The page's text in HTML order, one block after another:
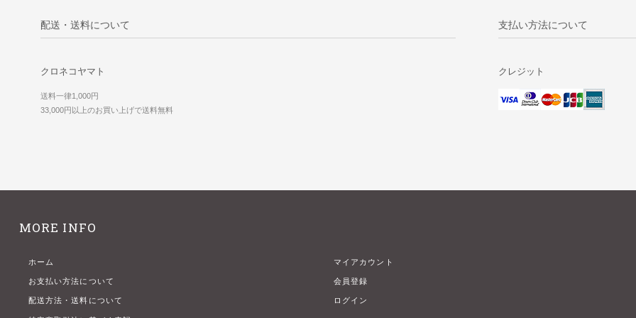
配送・送料について
クロネコヤマト
送料一律1,000円
33,000円以上のお買い上げで送料無料
支払い方法について
クレジット
MORE INFO
ホーム
お支払い方法について
配送方法・送料について
マイアカウント
会員登録
ログイン